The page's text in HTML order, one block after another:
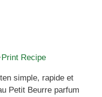
Print Recipe
simple, rapide et
Petit Beurre parfum